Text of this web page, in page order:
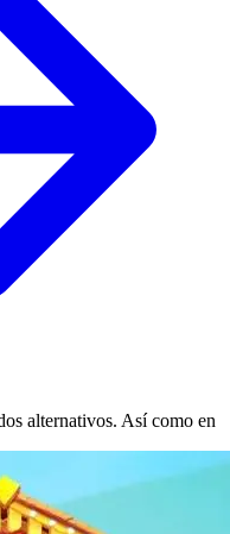
alternativos. Así como en